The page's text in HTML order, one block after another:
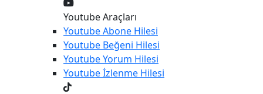
Youtube Araçları
YoutubeAbone Hilesi
Youtube Beğeni Hilesi
YoutubeYorum Hilesi
Youtubeİzlenme Hilesi